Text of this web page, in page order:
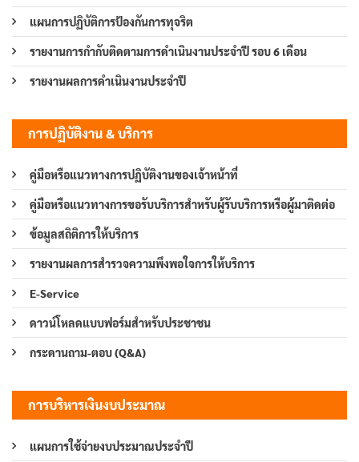
แผนการปฏิบัติการป้องกันการทุจริต
รายงานการกำกับติดตามการดำเนินงานประจำปี รอบ 6 เดือน
รายงานผลการดำเนินงานประจำปี
การปฏิบัติงาน & บริการ
คู่มือหรือแนวทางการปฏิบัติงานของเจ้าหน้าที่
คู่มือหรือแนวทางการขอรับบริการสำหรับผู้รับบริการหรือผู้มาติดต่อ
ข้อมูลสถิติการให้บริการ
รายงานผลการสำรวจความพึงพอใจการให้บริการ
E-Service
ดาวน์โหลดแบบฟอร์มสำหรับประชาชน
กระดานถาม-ตอบ (Q&A)
การบริหารเงินงบประมาณ
แผนการใช้จ่ายงบประมาณประจำปี